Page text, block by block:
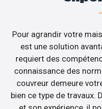
Pour agrandir votre
est une solution
requiert des
connaissance des
couvreur demeure
bien ce type de travaux.